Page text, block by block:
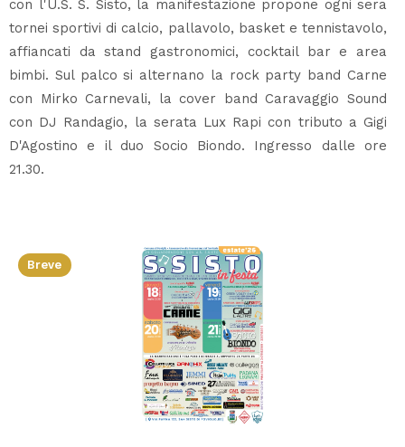
con l'U.S. S. Sisto, la manifestazione propone ogni sera
tornei sportivi di calcio, pallavolo, basket e tennistavolo,
affiancati da stand gastronomici, cocktail bar e area
bimbi. Sul palco si alternano la rock party band Carne
con Mirko Carnevali, la cover band Caravaggio Sound
con DJ Randagio, la serata Lux Rapi con tributo a Gigi
D'Agostino e il duo Socio Biondo. Ingresso dalle ore
21.30.
Breve